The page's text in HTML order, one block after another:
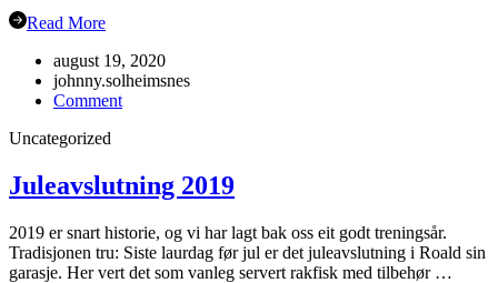
Read More
august 19, 2020
johnny.solheimsnes
Commenton
Uncategorized
Juleavslutning 2019
2019 er snart historie, og vi har lagt bak oss eit godt treningsår.
Tradisjonen tru: Siste laurdag før jul er det juleavslutning i Roald sin
garasje. Her vert det som vanleg servert rakfisk med tilbehør …